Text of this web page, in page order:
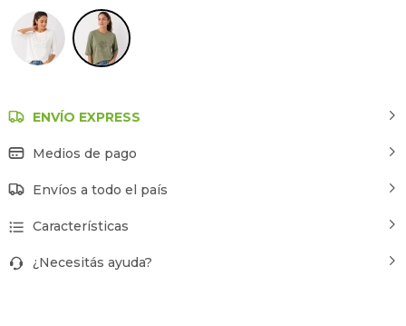
ENVÍO EXPRESS
Medios de pago
Envíos a todo el país
Características
¿Necesitás ayuda?